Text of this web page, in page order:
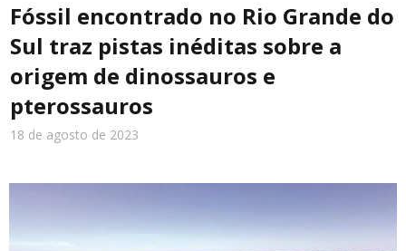
Turismo
Cidade
Fóssil encontrado no Rio Grande do
Sul traz pistas inéditas sobre a
origem de dinossauros e
pterossauros
18 de agosto de 2023